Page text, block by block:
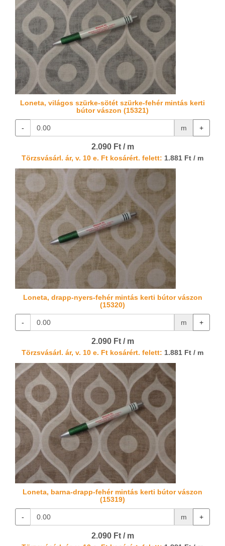
Loneta, világos szürke-sötét szürke-fehér mintás kerti
bútor vászon (15321)
- m +
2.090 Ft / m
Törzsvásárl. ár, v. 10 e. Ft kosárért. felett: 1.881 Ft / m
Loneta, drapp-nyers-fehér mintás kerti bútor vászon
(15320)
- m +
2.090 Ft / m
Törzsvásárl. ár, v. 10 e. Ft kosárért. felett: 1.881 Ft / m
Loneta, barna-drapp-fehér mintás kerti bútor vászon
(15319)
- m +
2.090 Ft / m